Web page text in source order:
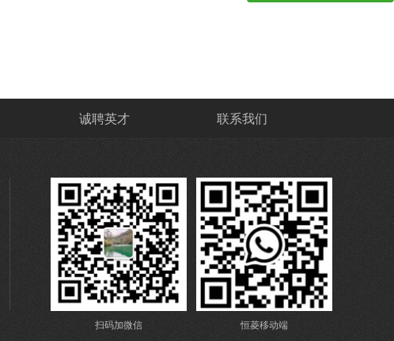
诚聘英才 联系我们
扫码加微信 恒菱移动端